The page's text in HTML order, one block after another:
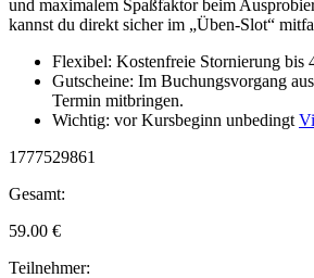
und maximalem Spaßfaktor beim
kannst du direkt sicher im „Üben-Slot“
Flexibel: Kostenfreie Stornierung bis
Gutscheine: Im Buchungsvorgang
Termin mitbringen.
Wichtig: vor Kursbeginn unbedingt
1777529861
Gesamt:
59.00 €
Teilnehmer: